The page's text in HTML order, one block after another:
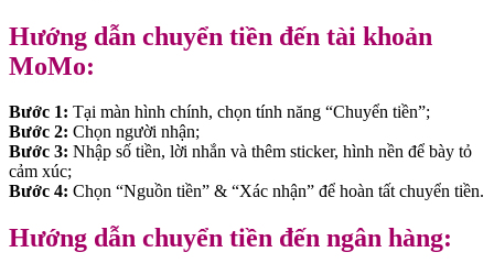
Hướng dẫn chuyển tiền đến tài khoản
MoMo:
Bước 1: Tại màn hình chính, chọn tính năng “Chuyển tiền”;
Bước 2: Chọn người nhận;
Bước 3: Nhập số tiền, lời nhắn và thêm sticker, hình nền để bày tỏ
cảm xúc;
Bước 4: Chọn “Nguồn tiền” & “Xác nhận” để hoàn tất chuyển tiền.
Hướng dẫn chuyển tiền đến ngân hàng: